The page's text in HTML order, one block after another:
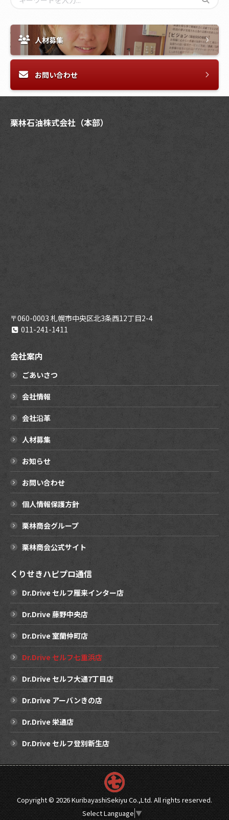
人材募集
お問い合わせ
栗林石油株式会社（本部）
〒060-0003 札幌市中央区北3条西12丁目2-4
011-241-1411
会社案内
ごあいさつ
会社情報
会社沿革
人材募集
お知らせ
お問い合わせ
個人情報保護方針
栗林商会グループ
栗林商会公式サイト
くりせきハピプロ通信
Dr.Drive セルフ雁来インター店
Dr.Drive 藤野中央店
Dr.Drive 室蘭仲町店
Dr.Drive セルフ七重浜店
Dr.Drive セルフ大通7丁目店
Dr.Drive アーバンきの店
Dr.Drive 栄通店
Dr.Drive セルフ登別新生店
Copyright ©2026 KuribayashiSekiyu Co.,Ltd. All rights reserved.
Select Language ▼